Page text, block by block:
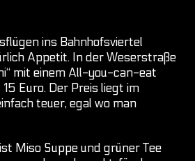
ins Bahnhofsviertel
Appetit. In der Weserstraße
mit einem All-you-can-eat
Euro. Der Preis liegt im
teuer, egal wo man
Miso Suppe und grüner Tee